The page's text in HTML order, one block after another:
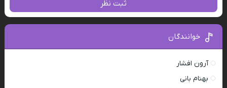
ثبت نظر
خوانندگان
آرون افشار
بهنام بانی